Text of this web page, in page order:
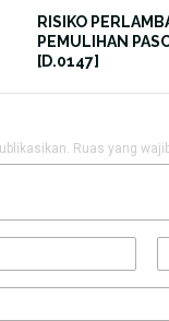
RISIKO
PEMULIHAN
[D.0147]
Ruas yang